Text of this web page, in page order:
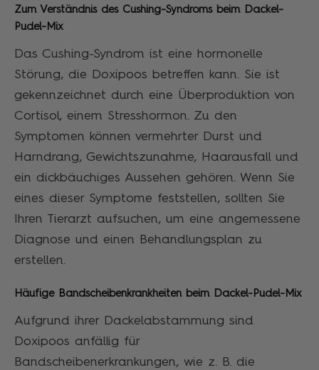
Zum Verständnis des Cushing-Syndroms beim Dackel-
Pudel-Mix
Das Cushing-Syndrom ist eine hormonelle
Störung, die Doxipoos betreffen kann. Sie ist
gekennzeichnet durch eine Überproduktion von
Cortisol, einem Stresshormon. Zu den
Symptomen können vermehrter Durst und
Harndrang, Gewichtszunahme, Haarausfall und
ein dickbäuchiges Aussehen gehören. Wenn Sie
eines dieser Symptome feststellen, sollten Sie
Ihren Tierarzt aufsuchen, um eine angemessene
Diagnose und einen Behandlungsplan zu
erstellen.
Häufige Bandscheibenkrankheiten beim Dackel-Pudel-Mix
Aufgrund ihrer Dackelabstammung sind
Doxipoos anfällig für
Bandscheibenerkrankungen, wie z. B. die